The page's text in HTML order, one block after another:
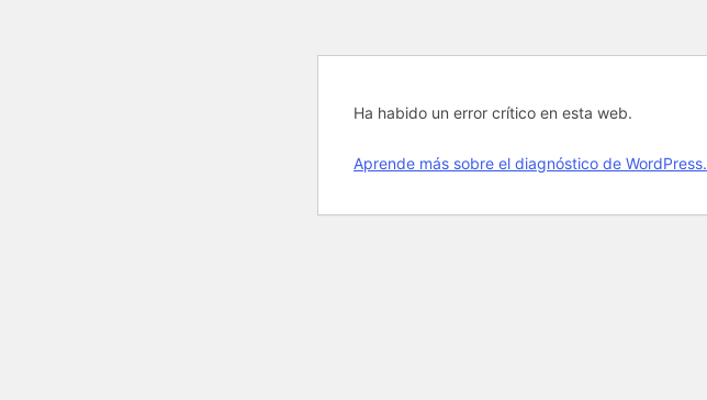
Ha habido un error crítico en esta web.
Aprende más sobre el diagnóstico de WordPress.